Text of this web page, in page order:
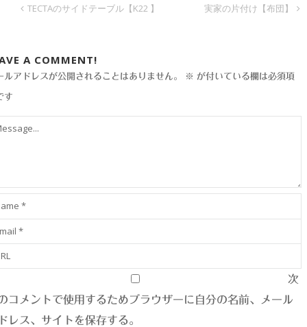
TECTAのサイドテーブル【K22 】 実家の片付け【布団】
A COMMENT!
ルアドレスが公開されることはありません。 ※ が付いている欄は必須項
す
次
コメントで使用するためブラウザーに自分の名前、メール
レス、サイトを保存する。